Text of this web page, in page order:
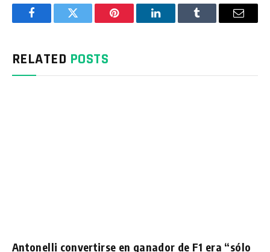
FacebookTwitter Pinterest LinkedInTumblr Email
RELATED POSTS
Antonelli convertirse en ganador de F1 era “sólo